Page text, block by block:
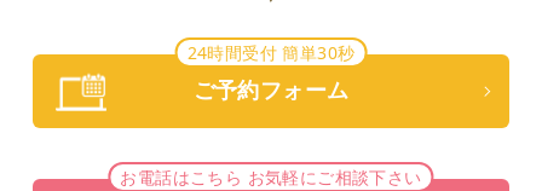
24時間受付 簡単30秒
ご予約フォーム
お電話はこちら お気軽にご相談下さい